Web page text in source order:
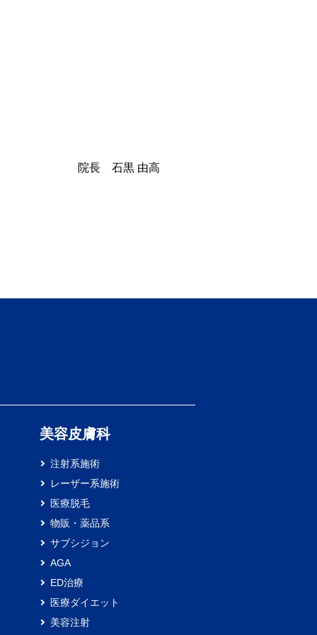
院長 石黒 由高
美容皮膚科
注射系施術
レーザー系施術
医療脱毛
物販・薬品系
サブシジョン
AGA
ED治療
医療ダイエット
美容注射